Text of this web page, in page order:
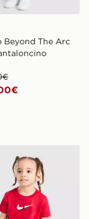
Beyond The Arc
Beyond